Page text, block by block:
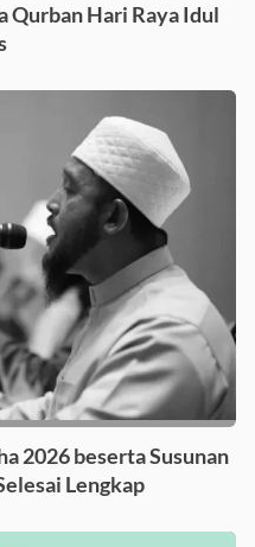
Qurban Hari Raya Idul
2026 beserta Susunan
Lengkap